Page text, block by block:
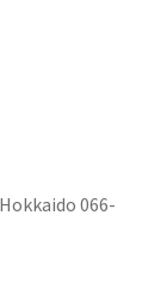
066-